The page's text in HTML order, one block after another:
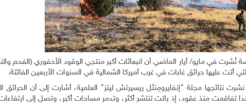
نُشرت في مايو/ أيار الماضي أن انبعاثات أكبر منتجي الوقود الأحفوري (الفحم
أتت عليها حرائق غابات في غرب أميركا الشمالية في السنوات الأربعين الفائتة.
نشرت نتائجها مجلة "إنفايرومِنتَل ريسيرتش ليتز" العلمية، أشارت إلى أن
تفاقمت منذ عقود، إذ باتت تنتشر أكثر، وتدمر مساحات أكبر، وتصل إلى